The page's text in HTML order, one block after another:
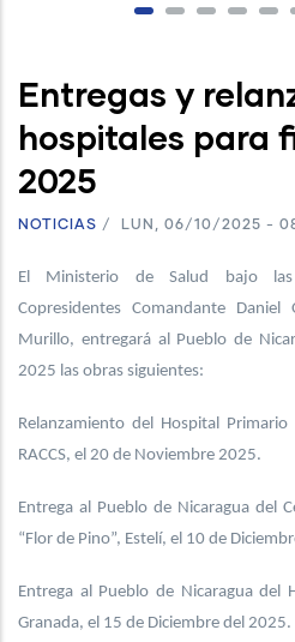
Entregas y
hospitales para
2025
NOTICIAS / LUN, 06/10/2025 -
El Ministerio de Salud bajo las
Copresidentes Comandante
Murillo, entregará al Pueblo de
2025 las obras siguientes:
Relanzamiento del Hospital
RACCS, el 20 de Noviembre 2025.
Entrega al Pueblo de Nicaragua del
“Flor de Pino”, Estelí, el 10 de
Entrega al Pueblo de Nicaragua del
Granada, el 15 de Diciembre del 2025.